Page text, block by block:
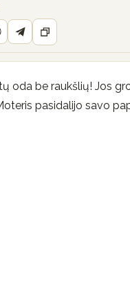
oda be raukšlių! Jos
pasidalijo savo